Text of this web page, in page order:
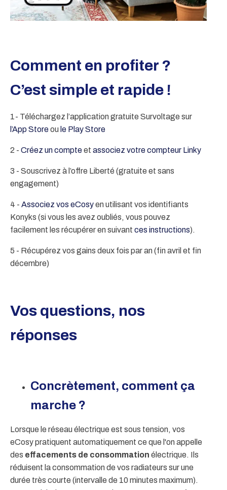
Comment en profiter ?
C’est simple et rapide !
1- Téléchargez l’application gratuite Survoltage sur
l’App Storeou le Play Store
2 - Créez un compteet associez votre compteur Linky
3 - Souscrivez à l’offre Liberté (gratuite et sans
engagement)
4 - Associez vos eCosyen utilisant vos identifiants
Konyks (si vous les avez oubliés, vous pouvez
facilement les récupérer en suivant ces instructions).
5 - Récupérez vos gains deux fois par an(fin avril et fin
décembre)
Vos questions, nos
réponses
Concrètement, comment ça
marche ?
Lorsque le réseau électrique est sous tension, vos
eCosy pratiquent automatiquement ce que l'on appelle
des effacements de consommation électrique. Ils
réduisent la consommation de vos radiateurs sur une
durée très courte (intervalle de 10 minutes maximum).